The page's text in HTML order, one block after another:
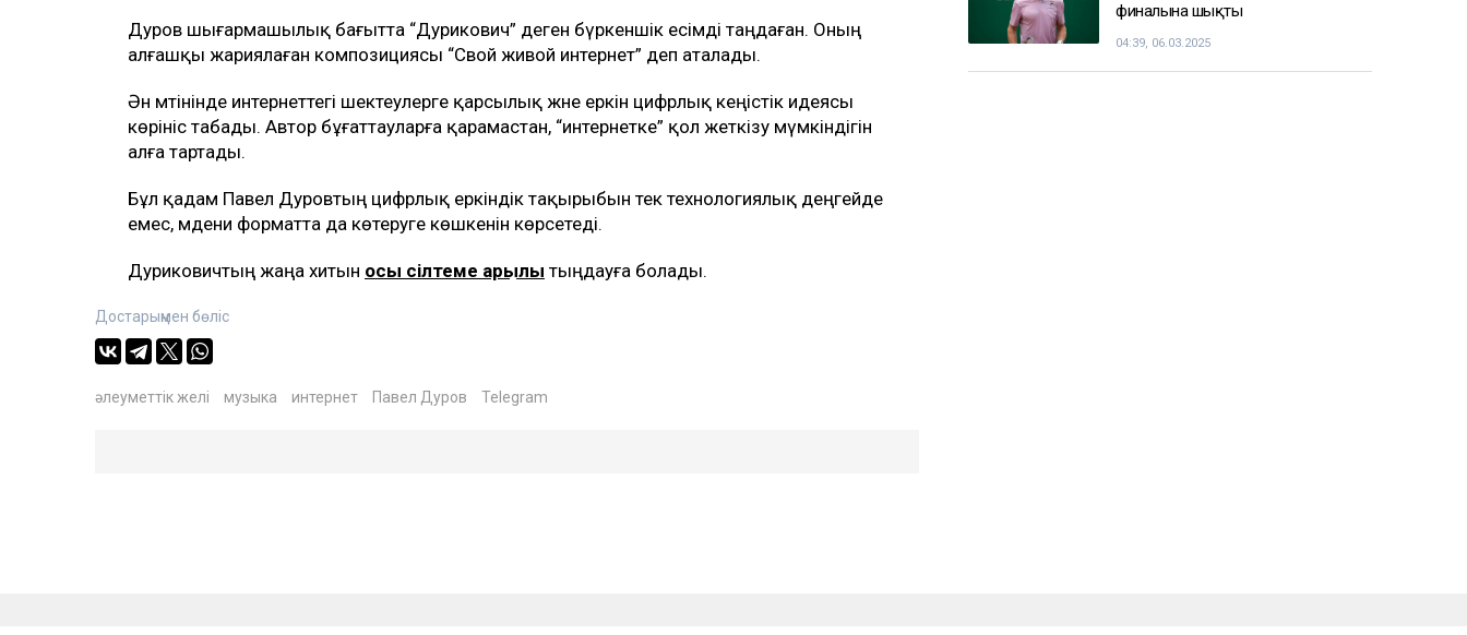
Дуров шығармашылық бағытта “Дурикович” деген бүркеншік есімді таңдаған. Оның
алғашқы жариялаған композициясы “Свой живой интернет” деп аталады.
Ән мәтінінде интернеттегі шектеулерге қарсылық және еркін цифрлық кеңістік идеясы
көрініс табады. Автор бұғаттауларға қарамастан, “интернетке” қол жеткізу мүмкіндігін
алға тартады.
Бұл қадам Павел Дуровтың цифрлық еркіндік тақырыбын тек технологиялық деңгейде
емес, мәдени форматта да көтеруге көшкенін көрсетеді.
Дуриковичтың жаңа хитын осы сілтеме арқылы тыңдауға болады.
Достарыңмен бөліс
әлеуметтік желі музыка интернет Павел Дуров Telegram
финалына шықты
04:39, 06.03.2025